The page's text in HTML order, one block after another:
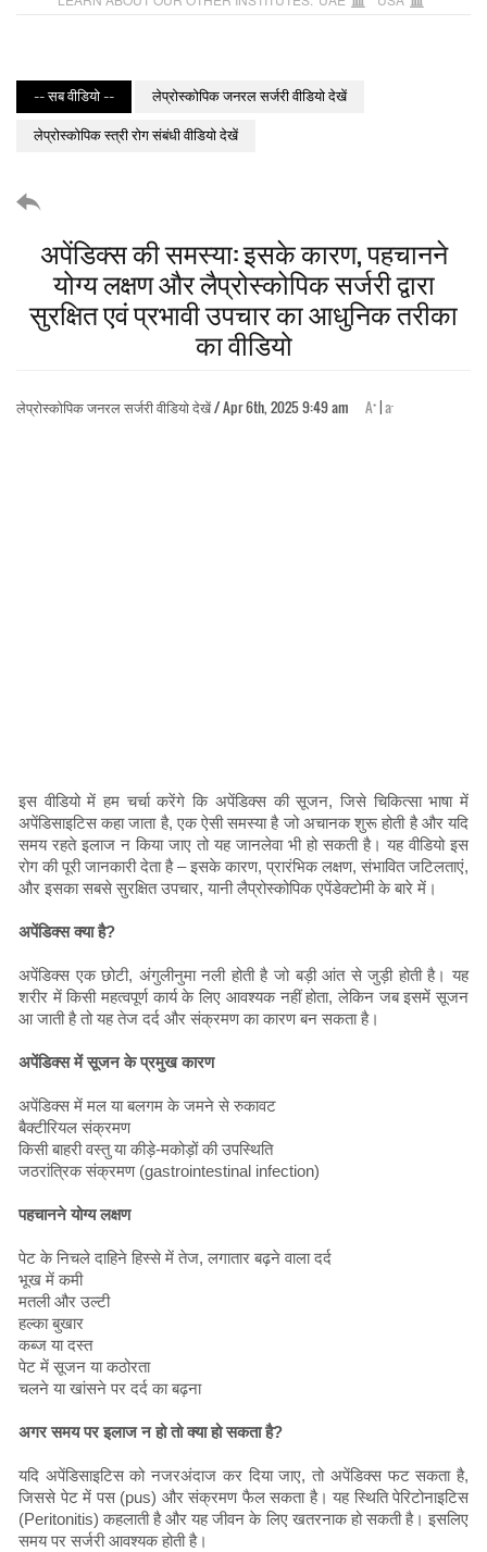
-- सब वीडियो -- लेप्रोस्कोपिक जनरल सर्जरी वीडियो देखें
लेप्रोस्कोपिक स्त्री रोग संबंधी वीडियो देखें
अपेंडिक्स की समस्या: इसके कारण, पहचानने
योग्य लक्षण और लैप्रोस्कोपिक सर्जरी द्वारा
सुरक्षित एवं प्रभावी उपचार का आधुनिक तरीका
का वीडियो
लेप्रोस्कोपिक जनरल सर्जरी वीडियो देखें / Apr 6th, 2025 9:49 am A+ |a-
इस वीडियो में हम चर्चा करेंगे कि अपेंडिक्स की सूजन, जिसे चिकित्सा भाषा में
अपेंडिसाइटिस कहा जाता है, एक ऐसी समस्या है जो अचानक शुरू होती है और यदि
समय रहते इलाज न किया जाए तो यह जानलेवा भी हो सकती है। यह वीडियो इस
रोग की पूरी जानकारी देता है – इसके कारण, प्रारंभिक लक्षण, संभावित जटिलताएं,
और इसका सबसे सुरक्षित उपचार, यानी लैप्रोस्कोपिक एपेंडेक्टोमी के बारे में।
अपेंडिक्स क्या है?
अपेंडिक्स एक छोटी, अंगुलीनुमा नली होती है जो बड़ी आंत से जुड़ी होती है। यह
शरीर में किसी महत्वपूर्ण कार्य के लिए आवश्यक नहीं होता, लेकिन जब इसमें सूजन
आ जाती है तो यह तेज दर्द और संक्रमण का कारण बन सकता है।
अपेंडिक्स में सूजन के प्रमुख कारण
अपेंडिक्स में मल या बलगम के जमने से रुकावट
बैक्टीरियल संक्रमण
किसी बाहरी वस्तु या कीड़े-मकोड़ों की उपस्थिति
जठरांत्रिक संक्रमण (gastrointestinal infection)
पहचानने योग्य लक्षण
पेट के निचले दाहिने हिस्से में तेज, लगातार बढ़ने वाला दर्द
भूख में कमी
मतली और उल्टी
हल्का बुखार
कब्ज या दस्त
पेट में सूजन या कठोरता
चलने या खांसने पर दर्द का बढ़ना
अगर समय पर इलाज न हो तो क्या हो सकता है?
यदि अपेंडिसाइटिस को नजरअंदाज कर दिया जाए, तो अपेंडिक्स फट सकता है,
जिससे पेट में पस (pus) और संक्रमण फैल सकता है। यह स्थिति पेरिटोनाइटिस
(Peritonitis) कहलाती है और यह जीवन के लिए खतरनाक हो सकती है। इसलिए
समय पर सर्जरी आवश्यक होती है।